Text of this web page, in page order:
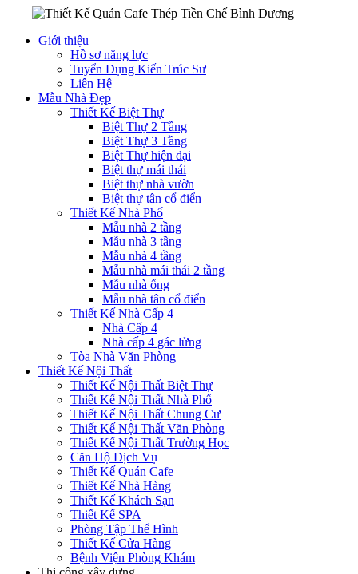
Giới thiệu
Hồ sơ năng lực
Tuyển Dụng Kiến Trúc Sư
Liên Hệ
Mẫu Nhà Đẹp
Thiết Kế Biệt Thự
Biệt Thự 2 Tầng
Biệt Thự 3 Tầng
Biệt Thự hiện đại
Biệt thự mái thái
Biệt thự nhà vườn
Biệt thự tân cổ điển
Thiết Kế Nhà Phố
Mẫu nhà 2 tầng
Mẫu nhà 3 tầng
Mẫu nhà 4 tầng
Mẫu nhà mái thái 2 tầng
Mẫu nhà ống
Mẫu nhà tân cổ điển
Thiết Kế Nhà Cấp 4
Nhà Cấp 4
Nhà cấp 4 gác lửng
Tòa Nhà Văn Phòng
Thiết Kế Nội Thất
Thiết Kế Nội Thất Biệt Thự
Thiết Kế Nội Thất Nhà Phố
Thiết Kế Nội Thất Chung Cư
Thiết Kế Nội Thất Văn Phòng
Thiết Kế Nội Thất Trường Học
Căn Hộ Dịch Vụ
Thiết Kế Quán Cafe
Thiết Kế Nhà Hàng
Thiết Kế Khách Sạn
Thiết Kế SPA
Phòng Tập Thể Hình
Thiết Kế Cửa Hàng
Bệnh Viện Phòng Khám